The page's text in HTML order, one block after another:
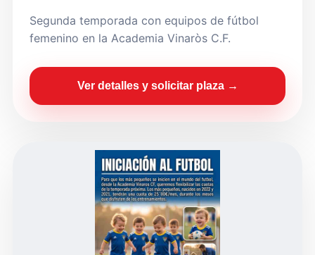
Segunda temporada con equipos de fútbol
femenino en la Academia Vinaròs C.F.
Ver detalles y solicitar plaza →